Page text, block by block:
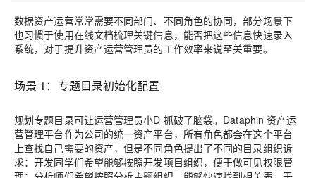
数据资产运营常常需要不同部门、不同角色的协同，部分场景下
也习惯于使用在线文档梳理关键信息，能否把这些信息快速录入
系统，对于提升资产运营管理员的工作效率来说至关重要。
场景 1：专题目录初始化配置
规划专题目录可让运营管理员小D 抓破了脑袋。Dataphin 资产运
营管理平台作为公司的统一资产平台，所有角色都会在这个平台
上查找自己需要的资产，但是不同角色提出了不同的目录组织诉
求：开发同学们希望能够按照开发项目组织，便于做可见权限管